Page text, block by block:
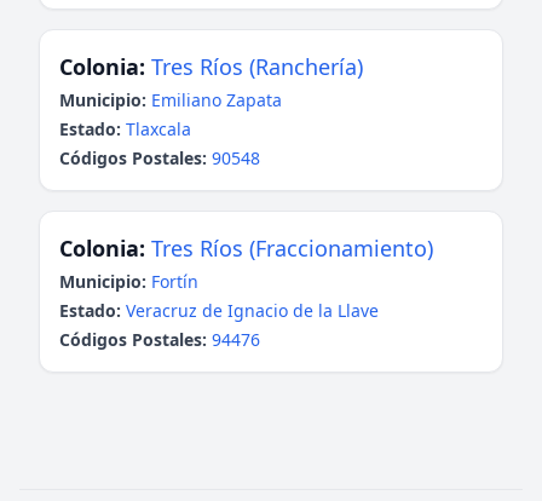
Colonia: Tres Ríos (Ranchería)
Municipio: Emiliano Zapata
Estado: Tlaxcala
Códigos Postales: 90548
Colonia: Tres Ríos (Fraccionamiento)
Municipio: Fortín
Estado: Veracruz de Ignacio de la Llave
Códigos Postales: 94476